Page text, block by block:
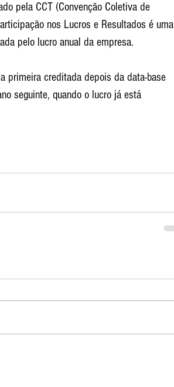
pela CCT (Convenção Coletiva de
nos Lucros e Resultados é uma
pelo lucro anual da empresa.
primeira creditada depois da data-base
seguinte, quando o lucro já está